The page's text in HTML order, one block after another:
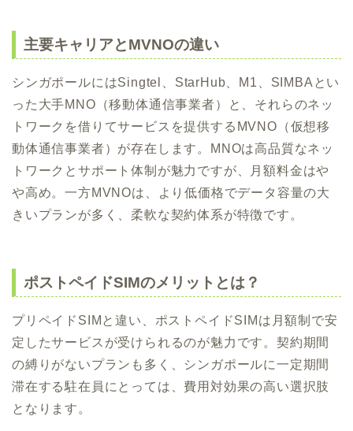
主要キャリアとMVNOの違い
シンガポールにはSingtel、StarHub、M1、SIMBAとい
った大手MNO（移動体通信事業者）と、それらのネッ
トワークを借りてサービスを提供するMVNO（仮想移
動体通信事業者）が存在します。MNOは高品質なネッ
トワークとサポート体制が魅力ですが、月額料金はや
や高め。一方MVNOは、より低価格でデータ容量の大
きいプランが多く、柔軟な契約体系が特徴です。
ポストペイドSIMのメリットとは？
プリペイドSIMと違い、ポストペイドSIMは月額制で安
定したサービスが受けられるのが魅力です。契約期間
の縛りがないプランも多く、シンガポールに一定期間
滞在する駐在員にとっては、費用対効果の高い選択肢
となります。